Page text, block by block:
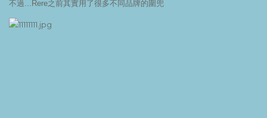
不過...Rere之前其實用了很多不同品牌的圍兜